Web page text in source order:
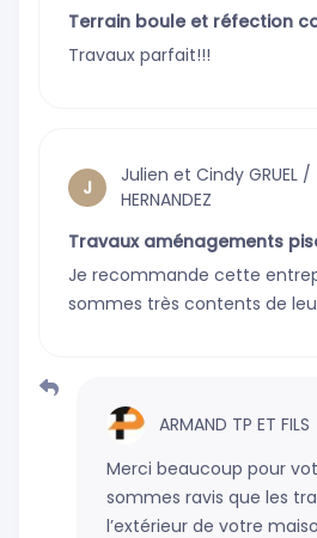
Terrain boule et réfection
Travaux parfait!!!
J
Julien et Cindy GRUEL /
HERNANDEZ
Travaux aménagements
Je recommande cette
sommes très contents de
ARMAND TP ET FILS
Merci beaucoup pour
sommes ravis que les
l’extérieur de votre